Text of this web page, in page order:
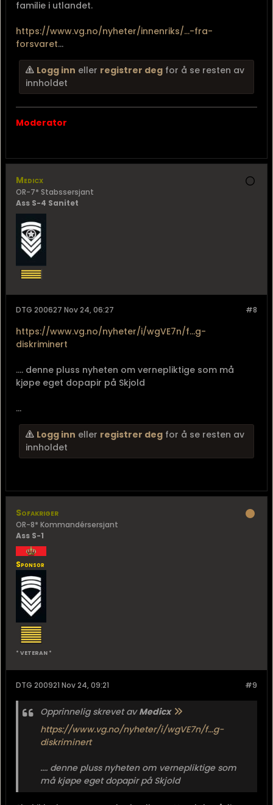
familie i utlandet.
https://www.vg.no/nyheter/innenriks/...-fra-
forsvaret...
Logg inn eller registrer deg for å se resten av
innholdet
Moderator
Medicx
OR-7* Stabssersjant
Ass S-4 Sanitet
#8
DTG 200627 Nov 24, 06:27
https://www.vg.no/nyheter/i/wgVE7n/f...g-
diskriminert
.... denne pluss nyheten om vernepliktige som må
kjøpe eget dopapir på Skjold
...
Logg inn eller registrer deg for å se resten av
innholdet
Sofakriger
OR-8* Kommandérsersjant
Ass S-1
Sponsor
* VETERAN *
#9
DTG 200921 Nov 24, 09:21
Opprinnelig skrevet avMedicx
https://www.vg.no/nyheter/i/wgVE7n/f...g-
diskriminert
.... denne pluss nyheten om vernepliktige som
må kjøpe eget dopapir på Skjold